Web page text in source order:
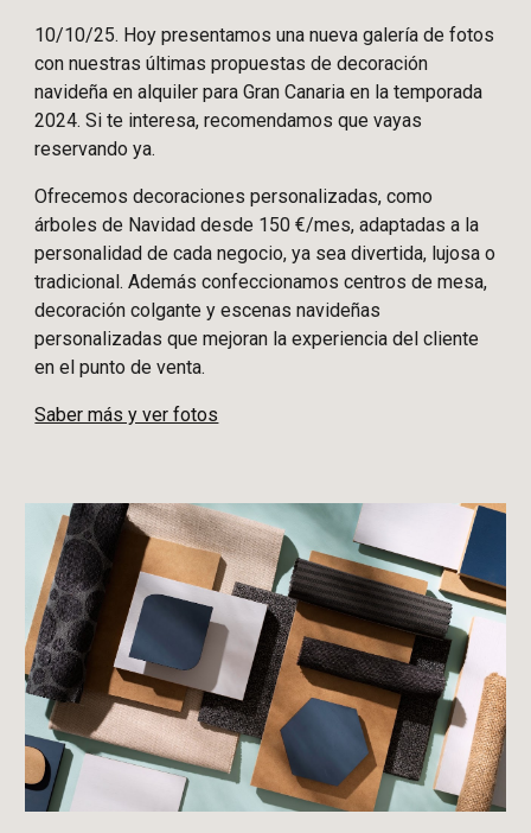
10/10/25. Hoy presentamos una nueva galería de fotos
con nuestras últimas propuestas de decoración
navideña en alquiler para Gran Canaria en la temporada
2024. Si te interesa, recomendamos que vayas
reservando ya.
Ofrecemos decoraciones personalizadas, como
árboles de Navidad desde 150 €/mes, adaptadas a la
personalidad de cada negocio, ya sea divertida, lujosa o
tradicional. Además confeccionamos centros de mesa,
decoración colgante y escenas navideñas
personalizadas que mejoran la experiencia del cliente
en el punto de venta.
Saber más y ver fotos